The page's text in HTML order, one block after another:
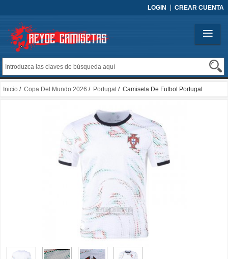
LOGIN CREAR CUENTA
Inicio / Copa Del Mundo 2026 / Portugal / Camiseta De Futbol Portugal